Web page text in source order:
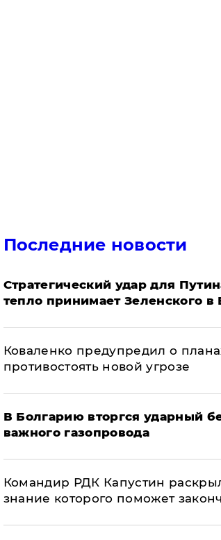
Последние новости
Стратегический удар для
тепло принимает Зеленского в
Коваленко предупредил о
противостоять новой угрозе
В Болгарию вторгся ударный
важного газопровода
Командир РДК Капустин
знание которого поможет